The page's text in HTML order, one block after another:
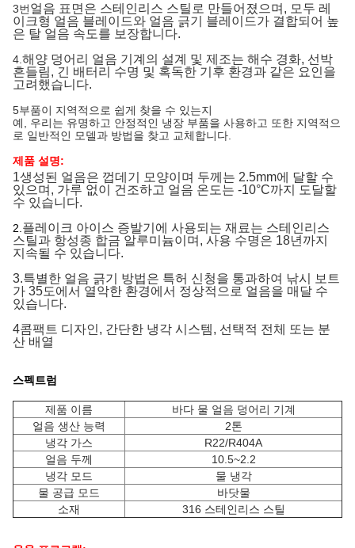
3번얼음 표면은 스테인리스 스틸로 만들어졌으며, 모두 레
이크형 얼음 블레이드와 얼음 긁기 블레이드가 결합되어 높
은 탈 얼음 속도를 보장합니다.
4. 해양 덩어리 얼음 기계의 설계 및 제조는 해수 경화, 선박
흔들림, 긴 배터리 수명 및 혹독한 기후 환경과 같은 요인을
고려했습니다.
5부품이 지역적으로 쉽게 찾을 수 있는지
예, 우리는 유명하고 안정적인 냉장 부품을 사용하고 또한 지역적으
로 일반적인 모델과 방법을 찾고 교체합니다.
제품 설명:
1생성된 얼음은 껍데기 모양이며 두께는 2.5mm에 달할 수
있으며, 가루 없이 건조하고 얼음 온도는 -10°C까지 도달할
수 있습니다.
2. 플레이크 아이스 증발기에 사용되는 재료는 스테인리스
스틸과 항성종 합금 알루미늄이며, 사용 수명은 18년까지
지속될 수 있습니다.
3.특별한 얼음 긁기 방법은 특허 신청을 통과하여 낚시 보트
가 35도에서 열악한 환경에서 정상적으로 얼음을 매달 수
있습니다.
4콤팩트 디자인, 간단한 냉각 시스템, 선택적 전체 또는 분
산 배열
스펙트럼
제품 이름
바다 물 얼음 덩어리 기계
얼음 생산 능력
2톤
냉각 가스
R22/R404A
얼음 두께
10.5~2.2
냉각 모드
물 냉각
물 공급 모드
바닷물
소재
316 스테인리스 스틸